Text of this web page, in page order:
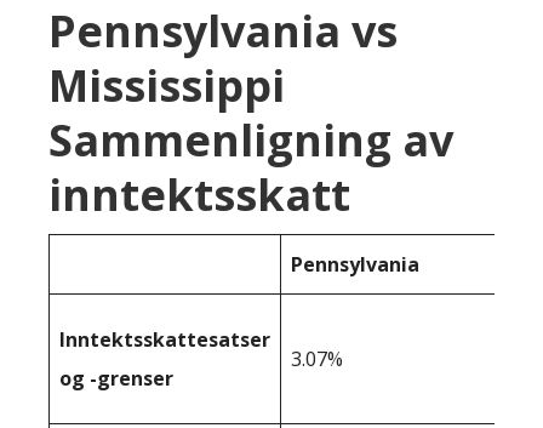
Pennsylvania vs
Mississippi
Sammenligning av
inntektsskatt
Pennsylvania
Inntektsskattesatser
og -grenser
3.07%